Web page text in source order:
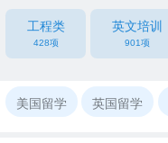
工程类
428项
英文培训
901项
美国留学 英国留学